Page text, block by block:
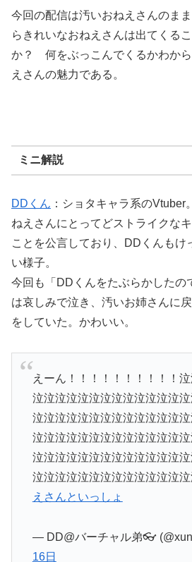
今回の配信は汚いおねえさんのま
らきれいなおねえさんは出てくる
か？ 何をぶっこんでくるかわか
えさんの魅力である。
ミニ解説
DDくん ：ショタキャラ系の
ねえさんにとってどストライクな
ことを公言しており、DDくんもけ
い様子。
今回も「DDくんをたぶらかしたの
は哀しみで泣き、汚いお姉さんに
をしていた。かわいい。
えーん！！！！！！！！！！
泣泣泣泣泣泣泣泣泣泣泣泣泣
泣泣泣泣泣泣泣泣泣泣泣泣泣
泣泣泣泣泣泣泣泣泣泣泣泣泣
泣泣泣泣泣泣泣泣泣泣泣泣泣
泣泣泣泣泣泣泣泣泣泣泣泣泣
えさんといっしょ
— DD@バーチャル弟👓
16日